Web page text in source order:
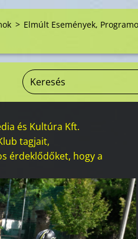
> Elmúlt Események,
és Kultúra Kft.
tagjait,
érdeklődőket, hogy a